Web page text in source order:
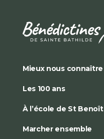
Mieux nous connaître
Les 100 ans
À l’école de St Benoît
Marcher ensemble